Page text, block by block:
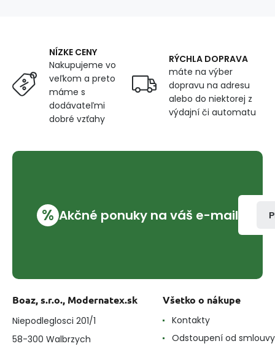
NÍZKE CENY
Nakupujeme vo
veľkom a preto
máme s
dodávateľmi
dobré vzťahy
RÝCHLA DOPRAVA
máte na výber
dopravu na adresu
alebo do niektorej z
výdajní či automatu
% Akčné ponuky na váš e-mail
Boaz, s.r.o., Modernatex.sk
Niepodleglosci 201/1
58-300 Walbrzych
Všetko o nákupe
Kontakty
Odstoupení od smlouvy